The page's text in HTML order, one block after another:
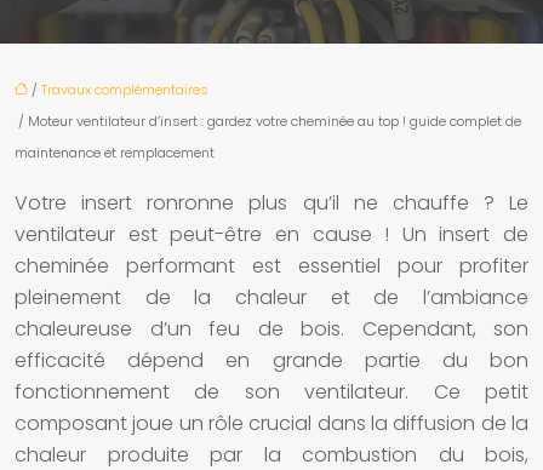
/Travaux complémentaires
/ Moteur ventilateur d’insert : gardez votre cheminée au top ! guide complet de
maintenance et remplacement
Votre insert ronronne plus qu’il ne chauffe ? Le
ventilateur est peut-être en cause ! Un insert de
cheminée performant est essentiel pour profiter
pleinement de la chaleur et de l’ambiance
chaleureuse d’un feu de bois. Cependant, son
efficacité dépend en grande partie du bon
fonctionnement de son ventilateur. Ce petit
composant joue un rôle crucial dans la diffusion de la
chaleur produite par la combustion du bois,